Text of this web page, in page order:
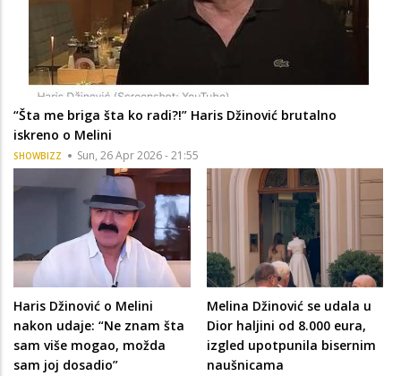
“Šta me briga šta ko radi?!” Haris Džinović brutalno
iskreno o Melini
SHOWBIZZ Sun, 26 Apr 2026 - 21:55
Haris Džinović o Melini
nakon udaje: “Ne znam šta
sam više mogao, možda
sam joj dosadio”
Melina Džinović se udala u
Dior haljini od 8.000 eura,
izgled upotpunila bisernim
naušnicama